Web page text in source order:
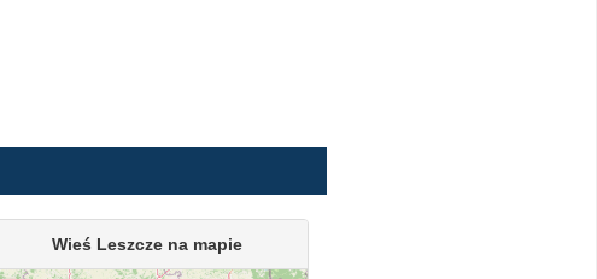
Wieś Leszcze na mapie